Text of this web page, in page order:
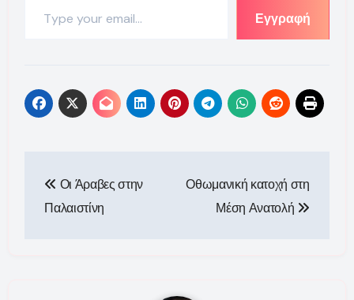
Εγγραφή
άρθρων
Οι Άραβες στην
Παλαιστίνη
Οθωμανική κατοχή στη
Μέση Ανατολή